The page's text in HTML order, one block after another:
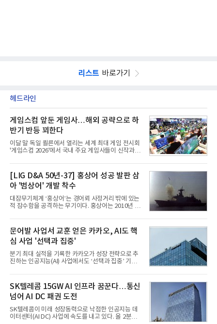
리스트 바로가기
헤드라인
게임스컴 앞둔 게임사…해외 공략으로 하
반기 반등 꾀한다
이달 말 독일 쾰른에서 열리는 세계 최대 게임 전시회
'게임스컴 2026'에서 국내 주요 게임사들이 신작과 글
체별로 엇갈린 가운데 하반기 신작 흥행과 해외 시장
성과가 실적을 좌우할 핵심 변수로 떠오르고 있다.8일
업계에 따르면 올해 상반기 게임업계는 기업별 성적
표가 크게 갈렸다. 대표적으로 크래프톤은 'PUBG: 배
틀그라운드'의 안정적인 성장에 힘입어 상반기 연결
기준 매출 2조6616억원, 영업이익 9725억원으로 역
대 최대 실적을 기록했다. 엔씨도 올해 출시한 '아이온
동기 대
[LIG D&A 50년-37] 홍상어 성공 발판 삼
아 '범상어' 개발 착수
대잠무기체계 ‘홍상어’는 경어뢰 사정거리 밖에 있는
적 잠수함을 공격하는 무기이다. 홍상어는 2010년 넥
이뤄졌다. 이후 2012년 한국형 구축함(KDX-1) 이상
의 함정에 실전 배치됐다.그해 7월 해군은 동해상에서
성능 검증을 위해 홍상어 시험발사를 실시했다. 이때
홍상어가 목표 지점에서 입수한 후 표적을 타격하지
못하고 물속에서 멈춰버리는 예상 밖의 일이 벌어졌
다. 2차 품질확인 사격 시험에서도 만족스러운 결과를
얻지 못했다. 완벽한 신뢰성 확보를 위해 LIG넥스원은
분야를
문어발 사업서 교훈 얻은 카카오, AI도 핵
심 사업 '선택과 집중'
분기 최대 실적을 기록한 카카오가 성장 전략으로 추
진하는 인공지능(AI) 사업에서도 ‘선택과 집중’ 기조
라 투자에 나서는 것과 달리, 카카오는 ‘카카오톡’이
라는 플랫폼 경쟁력을 활용한 AI 에이전트 서비스에
집중하는 전략이다. 과거 무리한 사업 확장 과정에서
겪었던 시행착오를 되풀이하지 않고 핵심 역량에 집
중하겠다는 취지로 풀이된다.7일 업계에 따르면 카카
오는 올해 2분기 연결 기준 매출 2조985억원, 영업이
익 2770억원을 기록했다. 전년 동기 대비 매출과 영업
SK텔레콤 15GW AI 인프라 꿈꾼다…통신
넘어 AI DC 패권 도전
SK텔레콤이 미래 성장동력으로 낙점한 인공지능 데
이터센터(AI DC) 사업에 속도를 내고 있다. 올 2분기